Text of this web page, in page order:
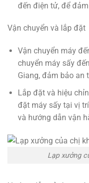
đến điện tử, để
Vận chuyển và lắp đặt
Vận chuyển máy
chuyển máy sấy
Giang, đảm bảo an
Lắp đặt và hiệu
đặt máy sấy tại vị
và hướng dẫn vận
Lạp xưởng